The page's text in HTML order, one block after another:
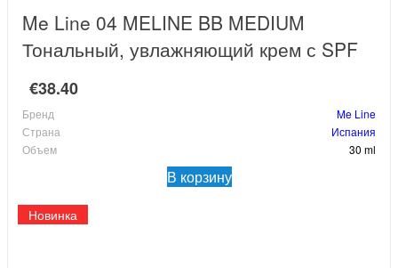
Me Line 04 MELINE BB MEDIUM
Тональный, увлажняющий крем с SPF
€38.40
Бренд
Me Line
Страна
Испания
Объем
30 ml
В корзину
Новинка